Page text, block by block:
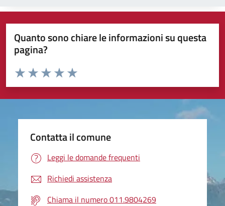
Quanto sono chiare le informazioni su questa
pagina?
Valuta da 1 a 5 stelle la pagina
Valuta 5 stelle su 5
Valuta 4 stelle su 5
Valuta 3 stelle su 5
Valuta 2 stelle su 5
Valuta 1 stelle su 5
Contatta il comune
Leggi le domande frequenti
Richiedi assistenza
Chiama il numero 011.9804269